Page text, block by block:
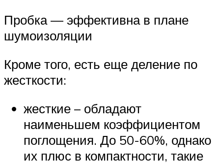
Пробка — эффективна в плане
шумоизоляции
Кроме того, есть еще деление по
жесткости:
жесткие – обладают
наименьшем коэффициентом
поглощения. До 50-60%, однако
их плюс в компактности, такие